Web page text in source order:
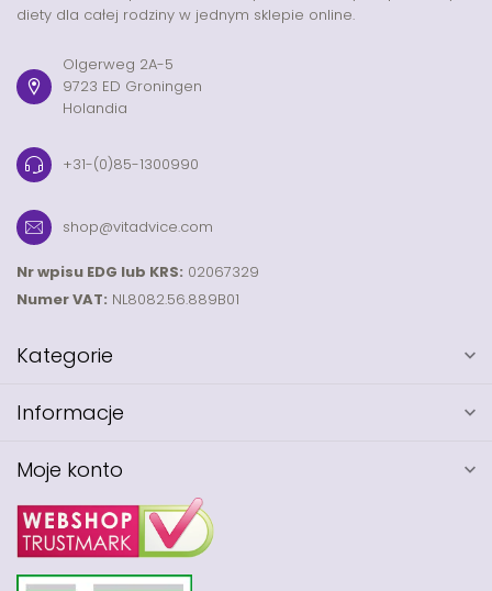
diety dla całej rodziny w jednym sklepie online.
Olgerweg 2A-5
9723 ED Groningen
Holandia
+31-(0)85-1300990
shop@vitadvice.com
Nr wpisu EDG lub KRS: 02067329
Numer VAT: NL8082.56.889B01
Kategorie
Informacje
Moje konto